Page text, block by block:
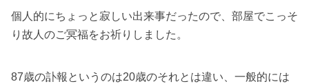
個人的にちょっと寂しい出来事だったので、部屋でこっそ
り故人のご冥福をお祈りしました。
87歳の訃報というのは20歳のそれとは違い、一般的には